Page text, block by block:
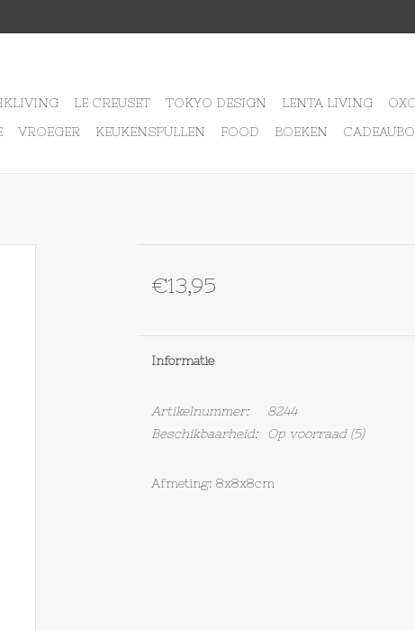
LE CREUSET TOKYO DESIGN LENTA LIVING
VROEGER KEUKENSPULLEN FOOD BOEKEN
€13,95
Informatie
Artikelnummer:
8244
Beschikbaarheid:
Op voorraad(5)
Afmeting: 8x8x8cm